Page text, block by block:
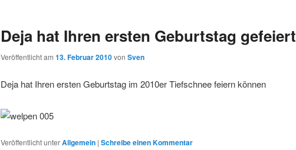
Deja hat Ihren ersten Geburtstag gefeiert
Veröffentlicht am 13. Februar 2010von Sven
Deja hat Ihren ersten Geburtstag im 2010er Tiefschnee feiern können
Veröffentlicht unterAllgemein | Schreibe einen Kommentar